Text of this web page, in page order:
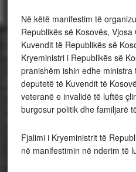
Në këtë manifestim të
Republikës së Kosovës,
Kuvendit të Republikës së
Kryeministri i Republikës së
pranishëm ishin edhe ministra
deputetë të Kuvendit të
veteranë e invalidë të luftës
burgosur politik dhe familjarë
Fjalimi i Kryeministrit të
në manifestimin në nderim të